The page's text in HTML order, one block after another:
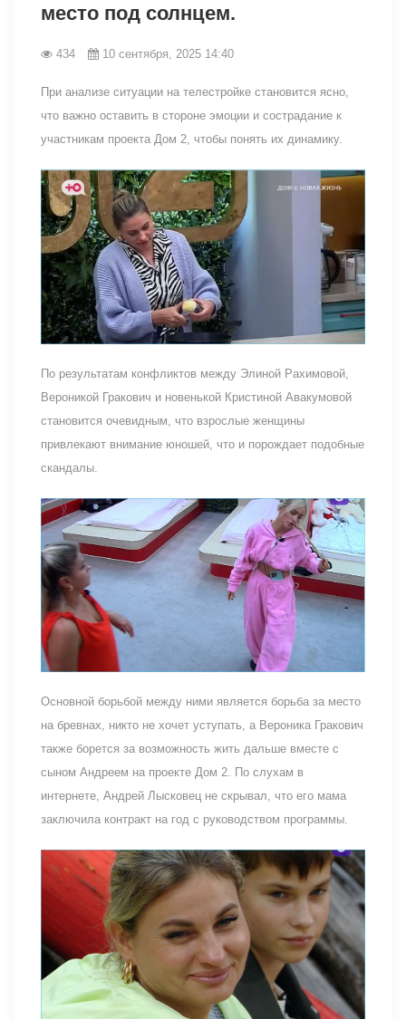
место под солнцем.
434 10 сентября, 2025 14:40
При анализе ситуации на телестройке становится ясно,
что важно оставить в стороне эмоции и сострадание к
участникам проекта Дом 2, чтобы понять их динамику.
По результатам конфликтов между Элиной Рахимовой,
Вероникой Гракович и новенькой Кристиной Авакумовой
становится очевидным, что взрослые женщины
привлекают внимание юношей, что и порождает подобные
скандалы.
Основной борьбой между ними является борьба за место
на бревнах, никто не хочет уступать, а Вероника Гракович
также борется за возможность жить дальше вместе с
сыном Андреем на проекте Дом 2. По слухам в
интернете, Андрей Лысковец не скрывал, что его мама
заключила контракт на год с руководством программы.